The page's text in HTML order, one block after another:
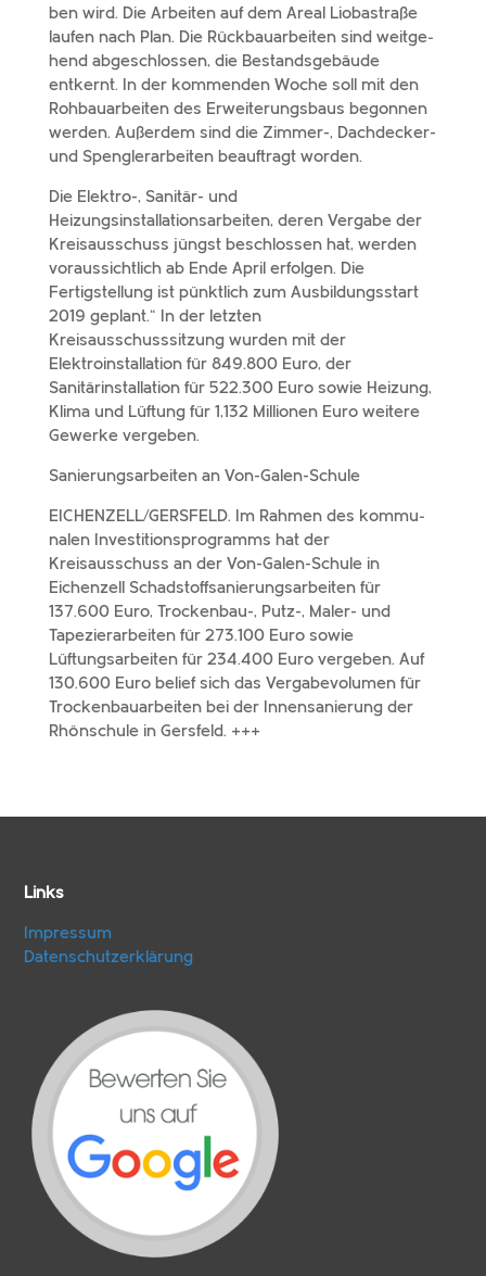
ben wird. Die Arbeiten auf dem Areal Liobastraße
laufen nach Plan. Die Rückbauarbeiten sind weit­ge­
hend abge­schlos­sen, die Bestandsgebäude
entkernt. In der kommen­den Woche soll mit den
Rohbauarbeiten des Erweiterungsbaus begon­nen
werden. Außerdem sind die Zimmer-, Dachdecker-
und Spenglerarbeiten beauf­tragt worden.
Die Elektro-, Sanitär- und
Heizungsinstallationsarbeiten, deren Vergabe der
Kreisausschuss jüngst beschlos­sen hat, werden
voraus­sicht­lich ab Ende April erfol­gen. Die
Fertigstellung ist pünkt­lich zum Ausbildungsstart
2019 geplant.“ In der letz­ten
Kreisausschusssitzung wurden mit der
Elektroinstallation für 849.800 Euro, der
Sanitärinstallation für 522.300 Euro sowie Heizung,
Klima und Lüftung für 1,132 Millionen Euro weite­re
Gewerke vergeben.
Sanierungsarbeiten an Von-Galen-Schule
EICHENZELL/​GERSFELD. Im Rahmen des kommu­
na­len Investitionsprogramms hat der
Kreisausschuss an der Von-​Galen-​Schule in
Eichenzell Schadstoffsanierungsarbeiten für
137.600 Euro, Trockenbau-, Putz-, Maler- und
Tapezierarbeiten für 273.100 Euro sowie
Lüftungsarbeiten für 234.400 Euro verge­ben. Auf
130.600 Euro belief sich das Vergabevolumen für
Trockenbauarbeiten bei der Innensanierung der
Rhönschule in Gersfeld. +++
Links
Impressum
Datenschutzerklärung